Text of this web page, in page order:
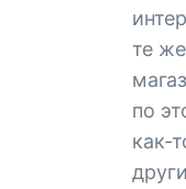
те
по
как-